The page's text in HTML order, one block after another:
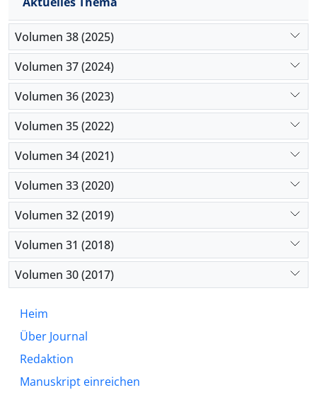
Volumen 38 (2025)
Volumen 37 (2024)
Volumen 36 (2023)
Volumen 35 (2022)
Volumen 34 (2021)
Volumen 33 (2020)
Volumen 32 (2019)
Volumen 31 (2018)
Volumen 30 (2017)
Heim
Über Journal
Redaktion
Manuskript einreichen